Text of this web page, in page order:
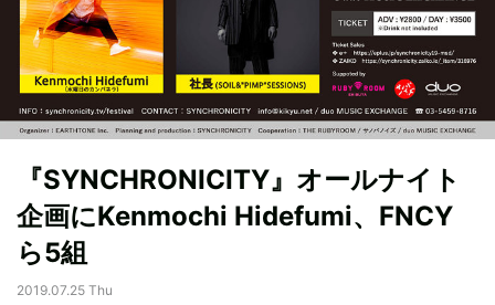
『SYNCHRONICITY』オールナイト
企画にKenmochi Hidefumi、FNCY
ら5組
2019.07.25 Thu